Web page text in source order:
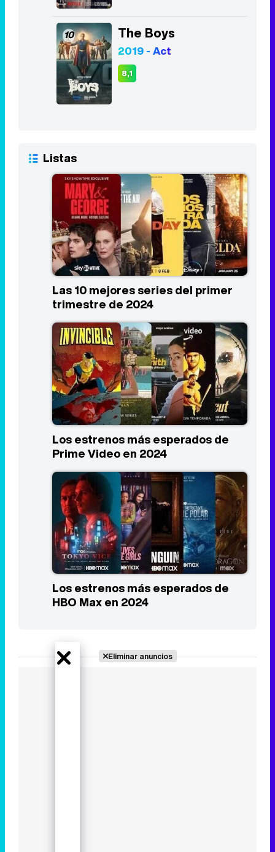
10 The Boys
2019 - Act
8,1
Listas
Las 10 mejores series del primer
trimestre de 2024
Los estrenos más esperados de
Prime Video en 2024
Los estrenos más esperados de
HBO Max en 2024
Eliminar anuncios